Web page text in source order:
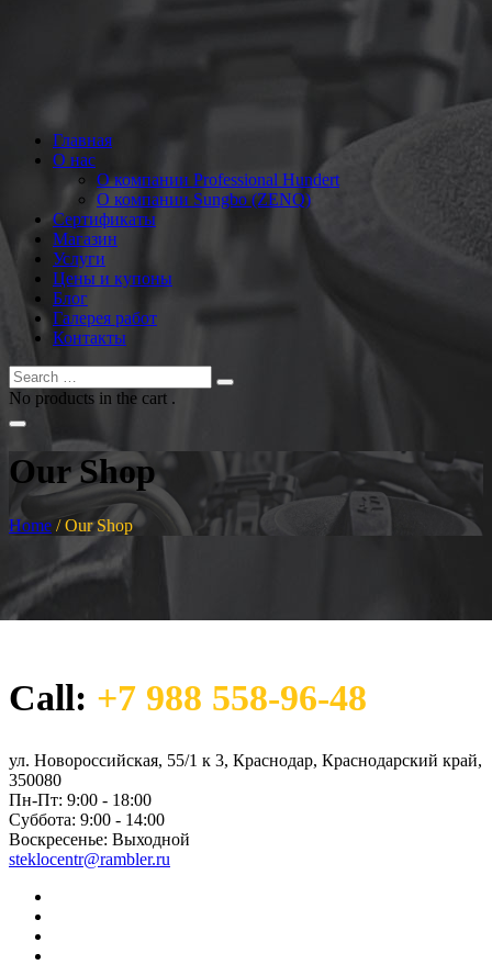
Главная
О нас
О компании Professional Hundert
О компании Sungbo (ZENQ)
Сертификаты
Магазин
Услуги
Цены и купоны
Блог
Галерея работ
Контакты
No products in the cart .
Our Shop
Home /Our Shop
Call: +7 988 558-96-48
ул. Новороссийская, 55/1 к 3, Краснодар, Краснодарский край,
350080
Пн-Пт: 9:00 - 18:00
Суббота: 9:00 - 14:00
Воскресенье: Выходной
steklocentr@rambler.ru